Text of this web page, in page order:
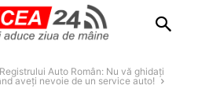
Auto Român: Nu vă ghidați
aveți nevoie de un service auto!